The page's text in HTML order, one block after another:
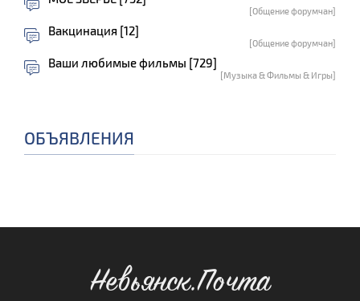
[Общение форумчан]
Вакцинация [12]
[Общение форумчан]
Ваши любимые фильмы [729]
[Музыка & Фильмы & Игры]
ОБЪЯВЛЕНИЯ
Невьянск.Почта